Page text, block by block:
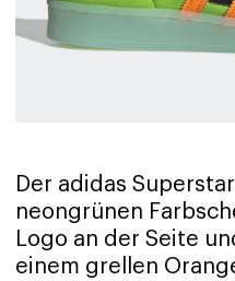
Der adidas
neongrünen
Logo an der Seite
einem grellen